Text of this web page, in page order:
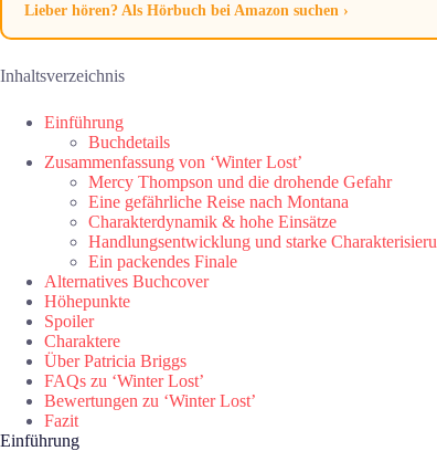
Lieber hören? Als Hörbuch bei Amazon suchen ›
Inhaltsverzeichnis
Einführung
Buchdetails
Zusammenfassung von ‘Winter Lost’
Mercy Thompson und die drohende Gefahr
Eine gefährliche Reise nach Montana
Charakterdynamik & hohe Einsätze
Handlungsentwicklung und starke
Ein packendes Finale
Alternatives Buchcover
Höhepunkte
Spoiler
Charaktere
Über Patricia Briggs
FAQs zu ‘Winter Lost’
Bewertungen zu ‘Winter Lost’
Fazit
Einführung